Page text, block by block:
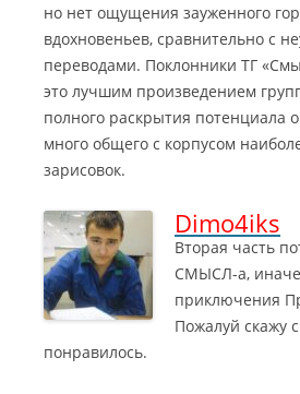
но нет ощущения зауженного
вдохновеньев, сравнительно с
переводами. Поклонники ТГ
это лучшим произведением
полного раскрытия потенциала
много общего с корпусом
зарисовок.
Dimo4iks
Вторая часть
СМЫСЛ-а,
приключения
Пожалуй скажу
понравилось.